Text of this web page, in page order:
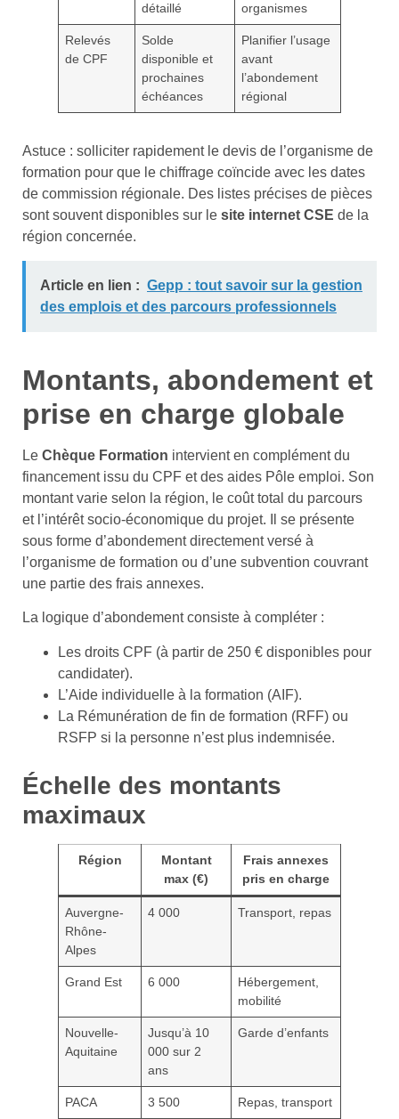
détaillé
organismes
Relevés
de CPF
Solde
disponible et
prochaines
échéances
Planifier l’usage
avant
l’abondement
régional
Astuce : solliciter rapidement le devis de l’organisme de
formation pour que le chiffrage coïncide avec les dates
de commission régionale. Des listes précises de pièces
sont souvent disponibles sur le site internet CSE de la
région concernée.
Article en lien : Gepp : tout savoir sur la gestion
des emplois et des parcours professionnels
Montants, abondement et
prise en charge globale
Le Chèque Formation intervient en complément du
financement issu du CPF et des aides Pôle emploi. Son
montant varie selon la région, le coût total du parcours
et l’intérêt socio-économique du projet. Il se présente
sous forme d’abondement directement versé à
l’organisme de formation ou d’une subvention couvrant
une partie des frais annexes.
La logique d’abondement consiste à compléter :
Les droits CPF (à partir de 250 € disponibles pour
candidater).
L’Aide individuelle à la formation (AIF).
La Rémunération de fin de formation (RFF) ou
RSFP si la personne n’est plus indemnisée.
Échelle des montants
maximaux
Région
Montant
max (€)
Frais annexes
pris en charge
Auvergne-
Rhône-
Alpes
4 000 Transport, repas
Grand Est 6 000
Hébergement,
mobilité
Nouvelle-
Aquitaine
Jusqu’à 10
000 sur 2
ans
Garde d’enfants
PACA 3 500 Repas, transport